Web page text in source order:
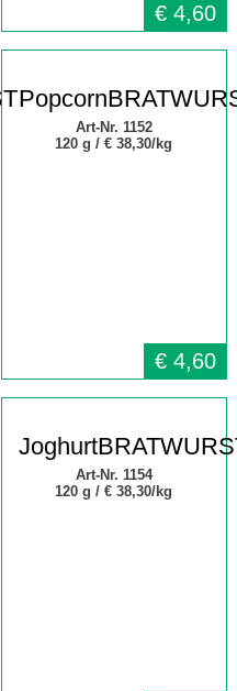
€ 4,60
Art-Nr. 1152
120 g /€ 38,30/kg
€ 4,60
Art-Nr. 1154
120 g /€ 38,30/kg